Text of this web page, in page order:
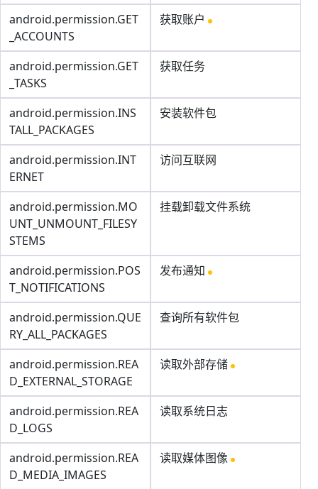
android.permission.GET
_ACCOUNTS
获取账户
android.permission.GET
_TASKS
获取任务
android.permission.INS
TALL_PACKAGES
安装软件包
android.permission.INT
ERNET
访问互联网
android.permission.MO
UNT_UNMOUNT_FILESY
STEMS
挂载卸载文件系统
android.permission.POS
T_NOTIFICATIONS
发布通知
android.permission.QUE
RY_ALL_PACKAGES
查询所有软件包
android.permission.REA
D_EXTERNAL_STORAGE
读取外部存储
android.permission.REA
D_LOGS
读取系统日志
android.permission.REA
D_MEDIA_IMAGES
读取媒体图像